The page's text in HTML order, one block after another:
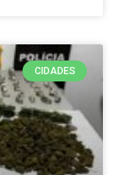
CIDADES